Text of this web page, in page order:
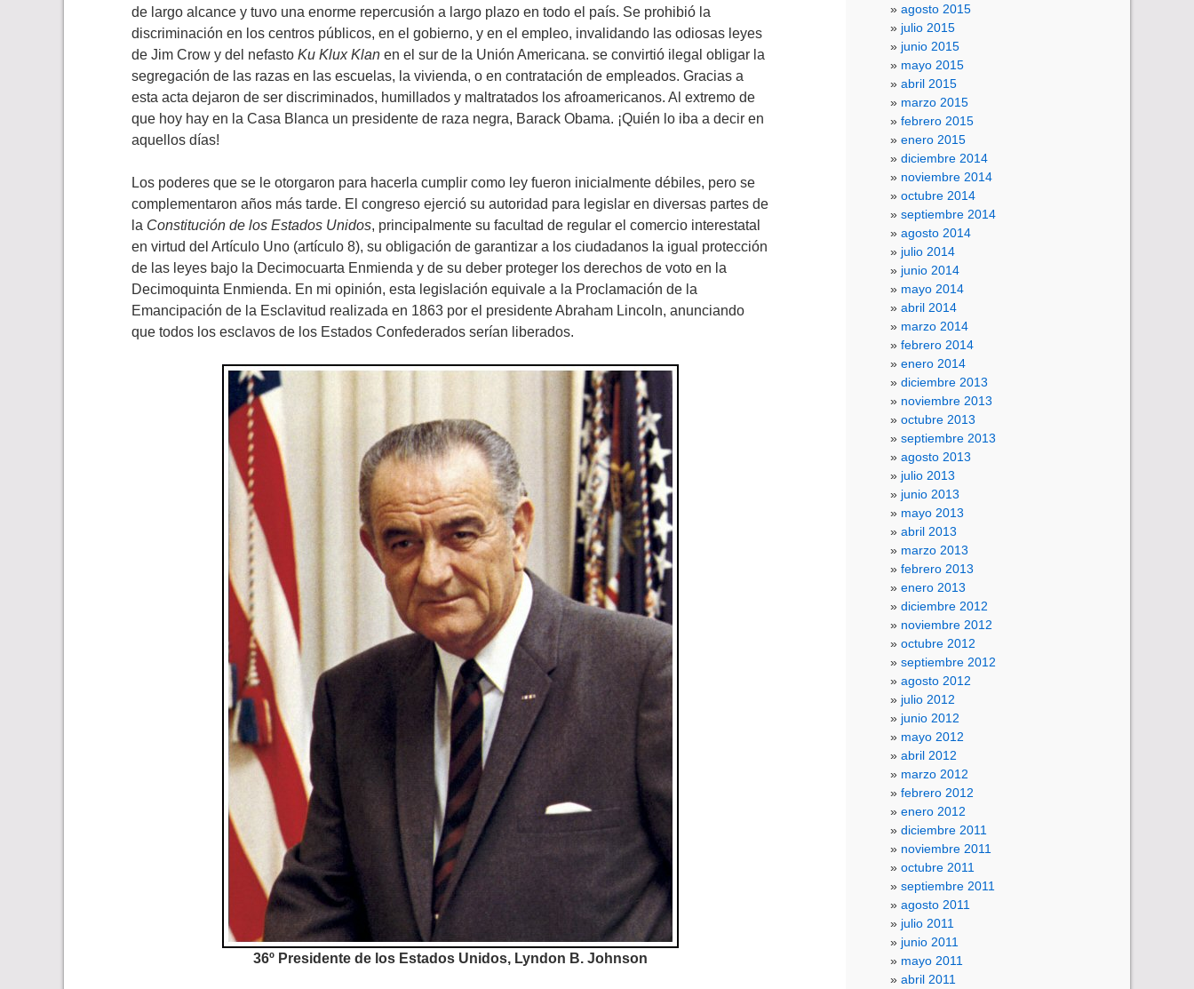
de largo alcance y tuvo una enorme repercusión a largo plazo en todo el país. Se prohibió la
discriminación en los centros públicos, en el gobierno, y en el empleo, invalidando las odiosas leyes
de Jim Crow y del nefasto Ku Klux Klan en el sur de la Unión Americana. se convirtió ilegal obligar la
segregación de las razas en las escuelas, la vivienda, o en contratación de empleados. Gracias a
esta acta dejaron de ser discriminados, humillados y maltratados los afroamericanos. Al extremo de
que hoy hay en la Casa Blanca un presidente de raza negra, Barack Obama. ¡Quién lo iba a decir en
aquellos días!
Los poderes que se le otorgaron para hacerla cumplir como ley fueron inicialmente débiles, pero se
complementaron años más tarde. El congreso ejerció su autoridad para legislar en diversas partes de
la Constitución de los Estados Unidos, principalmente su facultad de regular el comercio interestatal
en virtud del Artículo Uno (artículo 8), su obligación de garantizar a los ciudadanos la igual protección
de las leyes bajo la Decimocuarta Enmienda y de su deber proteger los derechos de voto en la
Decimoquinta Enmienda. En mi opinión, esta legislación equivale a la Proclamación de la
Emancipación de la Esclavitud realizada en 1863 por el presidente Abraham Lincoln, anunciando
que todos los esclavos de los Estados Confederados serían liberados.
36º Presidente de los Estados Unidos, Lyndon B. Johnson
agosto 2015
julio 2015
junio 2015
mayo 2015
abril 2015
marzo 2015
febrero 2015
enero 2015
diciembre 2014
noviembre 2014
octubre 2014
septiembre 2014
agosto 2014
julio 2014
junio 2014
mayo 2014
abril 2014
marzo 2014
febrero 2014
enero 2014
diciembre 2013
noviembre 2013
octubre 2013
septiembre 2013
agosto 2013
julio 2013
junio 2013
mayo 2013
abril 2013
marzo 2013
febrero 2013
enero 2013
diciembre 2012
noviembre 2012
octubre 2012
septiembre 2012
agosto 2012
julio 2012
junio 2012
mayo 2012
abril 2012
marzo 2012
febrero 2012
enero 2012
diciembre 2011
noviembre 2011
octubre 2011
septiembre 2011
agosto 2011
julio 2011
junio 2011
mayo 2011
abril 2011